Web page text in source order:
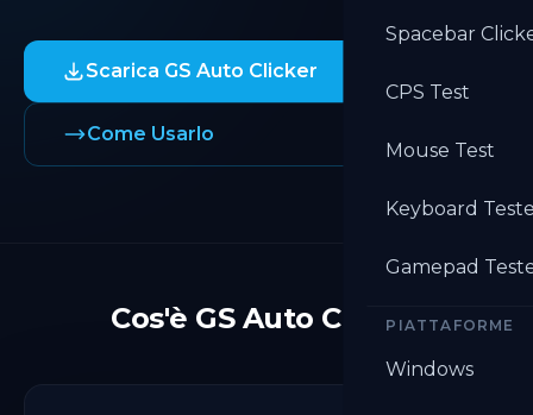
Spacebar
CPS Test
Mouse Test
Keyboard
Gamepad
PIATTAFORME
Windows
Scarica GS Auto Clicker
Come Usarlo
Cos'è GS Auto Clicker